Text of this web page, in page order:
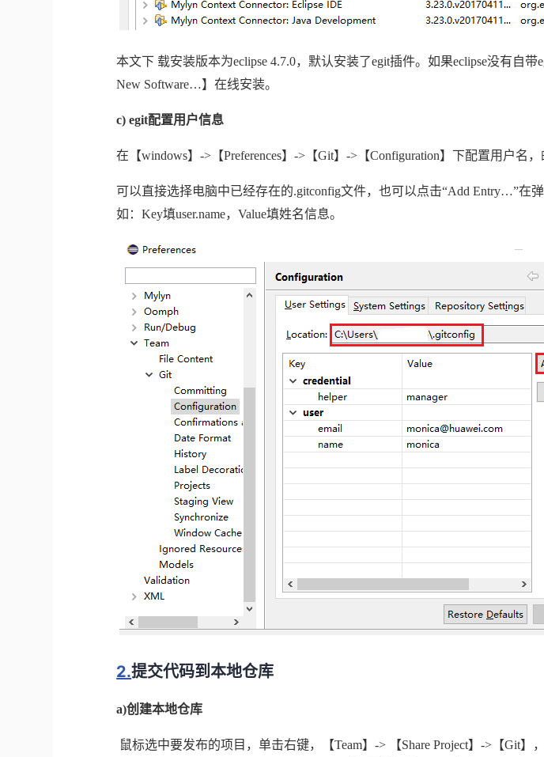
本文下 载安装版本为eclipse 4.7.0，默认安装了egit插件。如果eclipse没有自带
New Software…】在线安装。
c) egit配置用户信息
在【windows】-> 【Preferences】-> 【Git】-> 【Configuration】下配置用户名，
可以直接选择电脑中已经存在的.gitconfig文件，也可以点击“Add Entry…”在
如：Key填user.name，Value填姓名信息。
2.提交代码到本地仓库
a)创建本地仓库
鼠标选中要发布的项目，单击右键，【Team】-> 【Share Project】-> 【Git】